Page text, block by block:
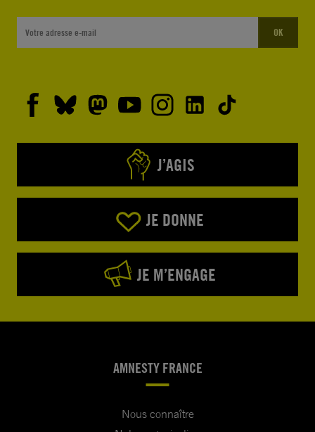
OK
J’AGIS
JE DONNE
JE M’ENGAGE
AMNESTY FRANCE
Nous connaître